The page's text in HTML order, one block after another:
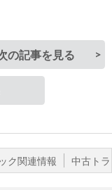
の記事を見る
ク関連情報 中古ト